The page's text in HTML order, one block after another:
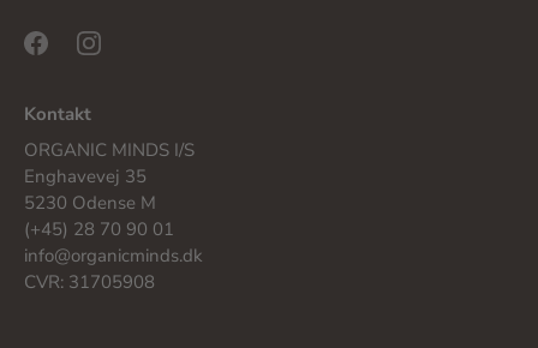
Kontakt
ORGANIC MINDS I/S
Enghavevej 35
5230 Odense M
(+45) 28 70 90 01
info@organicminds.dk
CVR: 31705908